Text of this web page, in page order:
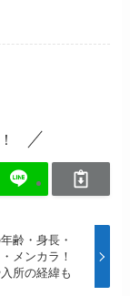
齢・身長・
メンカラ！
所の経緯も